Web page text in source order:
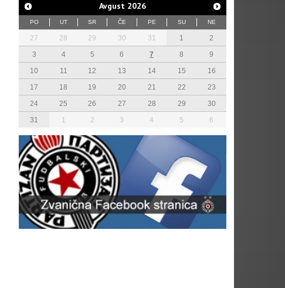
Avgust 2026
PO UT SR ČE PE SU NE
27 28 29 30 31 1
2
3
4 5 6 7 8
9
10
11 12 13 14 15
16
17
18 19 20 21 22
23
24
25 26 27 28 29
30
31
1 2 3 4 5 6